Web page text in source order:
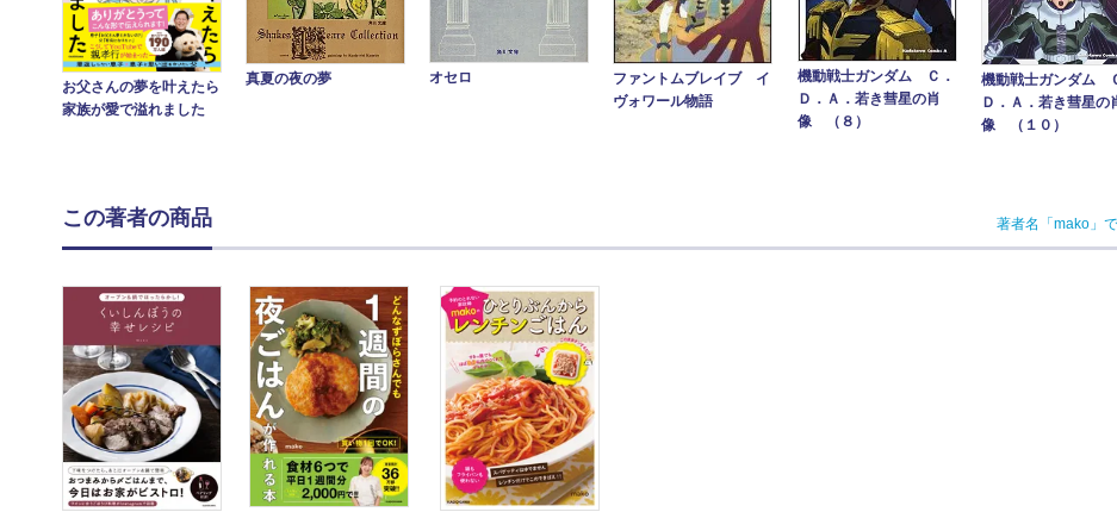
お父さんの夢を叶えたら
家族が愛で溢れました
真夏の夜の夢 オセロ
ファントムブレイブ イ
ヴォワール物語
機動戦士ガンダム Ｃ．
Ｄ．Ａ．若き彗星の肖
像 （８）
機動戦士ガンダム
Ｄ．Ａ．若き彗星の
像 （１０）
この著者の商品 著者名「mako」